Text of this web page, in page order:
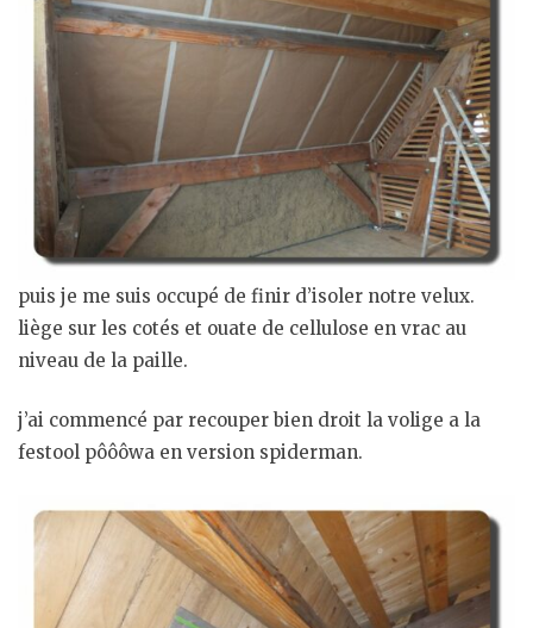
puis je me suis occupé de finir d’isoler notre velux.
liège sur les cotés et ouate de cellulose en vrac au
niveau de la paille.
j’ai commencé par recouper bien droit la volige a la
festool pôôôwa en version spiderman.